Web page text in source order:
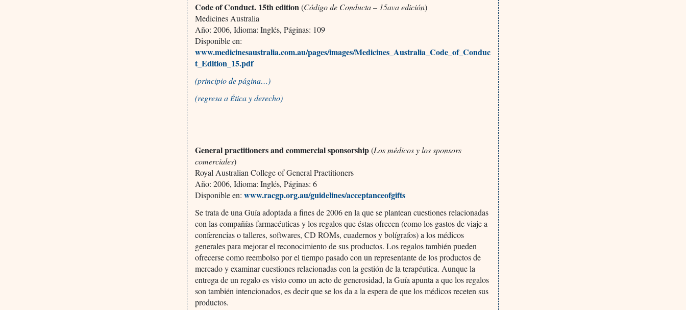
Code of Conduct. 15th edition(Código de Conducta – 15ava edición)
Medicines Australia
Año: 2006, Idioma: Inglés, Páginas: 109
Disponible en:
www.medicinesaustralia.com.au/pages/images/Medicines_Australia_Code_of_Conduc
t_Edition_15.pdf
(principio de página…)
(regresa a Ética y derecho)
General practitioners and commercial sponsorship(Los médicos y los sponsors
comerciales)
Royal Australian College of General Practitioners
Año: 2006, Idioma: Inglés, Páginas: 6
Disponible en:www.racgp.org.au/guidelines/acceptanceofgifts
Se trata de una Guía adoptada a fines de 2006 en la que se plantean cuestiones relacionadas
con las compañías farmacéuticas y los regalos que éstas ofrecen (como los gastos de viaje a
conferencias o talleres, softwares, CD ROMs, cuadernos y bolígrafos) a los médicos
generales para mejorar el reconocimiento de sus productos. Los regalos también pueden
ofrecerse como reembolso por el tiempo pasado con un representante de los productos de
mercado y examinar cuestiones relacionadas con la gestión de la terapéutica. Aunque la
entrega de un regalo es visto como un acto de generosidad, la Guía apunta a que los regalos
son también intencionados, es decir que se los da a la espera de que los médicos receten sus
productos.